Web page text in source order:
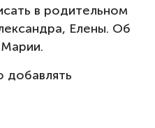
в родительном
Елены. Об